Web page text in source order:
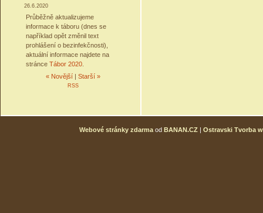
26.6.2020
Průběžně aktualizujeme
informace k táboru (dnes se
například opět změnil text
prohlášení o bezinfekčnosti),
aktuální informace najdete na
stránce Tábor 2020
« Novější| Starší »
RSS
Webové stránky zdarma od BANAN.CZ | Ostravski Tvorba